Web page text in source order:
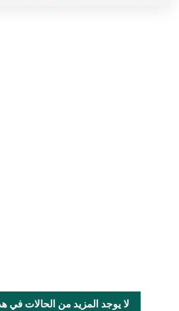
لا يوجد المزيد من الحالات في